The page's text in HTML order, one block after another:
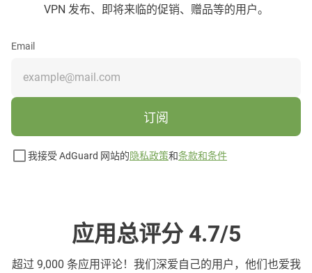
VPN 发布、即将来临的促销、赠品等的用户。
Email
订阅
我接受 AdGuard 网站的隐私政策和条款和条件
应用总评分 4.7/5
超过 9,000 条应用评论！我们深爱自己的用户，他们也爱我